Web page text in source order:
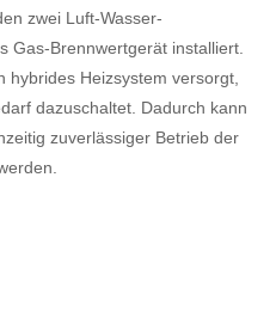
zwei Luft-Wasser-
Gas-Brennwertgerät installiert.
hybrides Heizsystem versorgt,
dazuschaltet. Dadurch kann
zuverlässiger Betrieb der